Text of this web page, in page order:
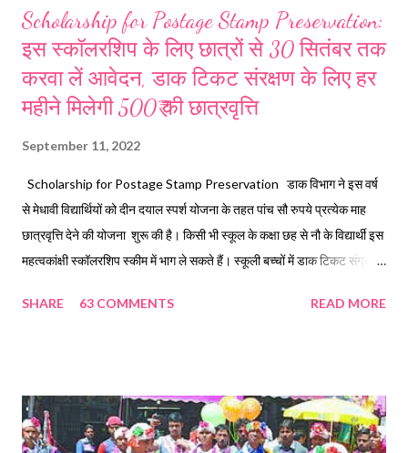
Scholarship for Postage Stamp Preservation:
इस स्कॉलरशिप के लिए छात्रों से 30 सितंबर तक
करवा लें आवेदन, डाक टिकट संरक्षण के लिए हर
महीने मिलेगी 500₹ की छात्रवृत्ति
September 11, 2022
Scholarship for Postage Stamp Preservation डाक विभाग ने इस वर्ष
से मेधावी विद्यार्थियों को दीन दयाल स्पर्श योजना के तहत पांच सौ रुपये प्रत्येक माह
छात्रवृत्ति देने की योजना शुरू की है। किसी भी स्कूल के कक्षा छह से नौ के विद्यार्थी इस
महत्वकांक्षी स्कॉलरशिप स्कीम में भाग ले सकते हैं। स्कूली बच्चों में डाक टिकट संग्रहण
विभाग द्वारा शुरू की गई है। किसी भी स्कूल के कक्षा छह से नौ के विद्यार्थी इसमें भाग ले
होगा और क्वालीफाई होने के बाद ही छात्रवृत्ति मिलेगी। डाक विभाग द्वारा सभी
पोस्टमास्टर को अपने क्षेत्रों के स्कूलों से संपर्क कर बच्चों के आवेदन कराने का प्रयास
SHARE 63 COMMENTS READ MORE